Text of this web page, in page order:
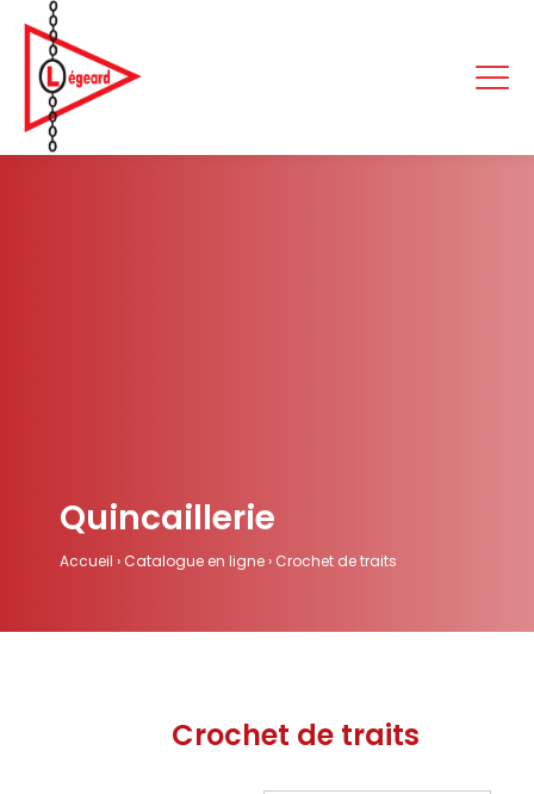
Quincaillerie
Accueil › Catalogue en ligne › Crochet de traits
Crochet de traits